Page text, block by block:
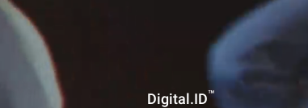
Digital.ID™